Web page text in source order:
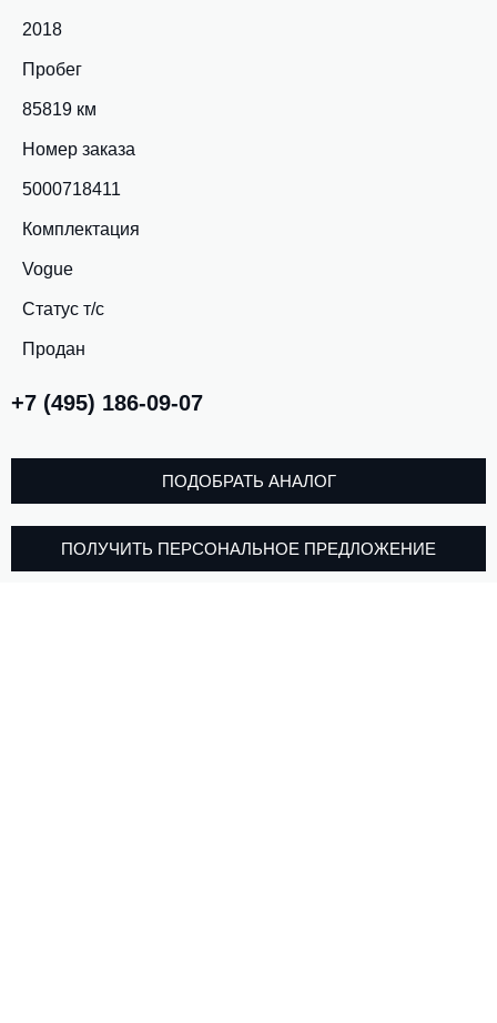
2018
Пробег
85819 км
Номер заказа
5000718411
Комплектация
Vogue
Статус т/с
Продан
+7 (495) 186-09-07
ПОДОБРАТЬ АНАЛОГ
ПОЛУЧИТЬ ПЕРСОНАЛЬНОЕ ПРЕДЛОЖЕНИЕ